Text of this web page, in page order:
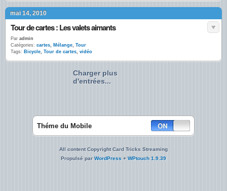
mai 14, 2010
Tour de cartes : Les valets aimants
Par admin
Catégories: cartes, Mélange, Tour
Tags: Bicycle, Tour de cartes, vidéo
Charger plus
d'entrées...
Théme du Mobile
All content Copyright Card Tricks Streaming
Propulsé parWordPress + WPtouch 1.9.39